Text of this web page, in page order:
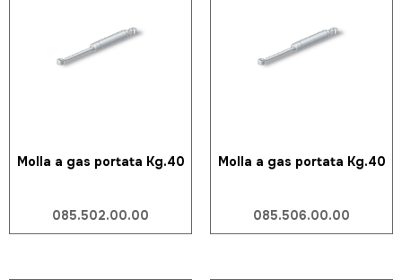
Molla a gas portata Kg.40
085.502.00.00
Molla a gas portata Kg.40
085.506.00.00